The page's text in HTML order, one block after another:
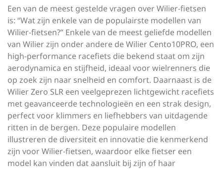
Een van de meest gestelde vragen over Wilier-fietsen
is: “Wat zijn enkele van de populairste modellen van
Wilier-fietsen?” Enkele van de meest geliefde modellen
van Wilier zijn onder andere de Wilier Cento10PRO, een
high-performance racefiets die bekend staat om zijn
aerodynamica en stijfheid, ideaal voor wielrenners die
op zoek zijn naar snelheid en comfort. Daarnaast is de
Wilier Zero SLR een veelgeprezen lichtgewicht racefiets
met geavanceerde technologieën en een strak design,
perfect voor klimmers en liefhebbers van uitdagende
ritten in de bergen. Deze populaire modellen
illustreren de diversiteit en innovatie die kenmerkend
zijn voor Wilier-fietsen, waardoor elke fietser een
model kan vinden dat aansluit bij zijn of haar